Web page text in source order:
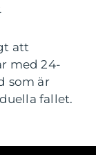
att
med 24-
som är
fallet.